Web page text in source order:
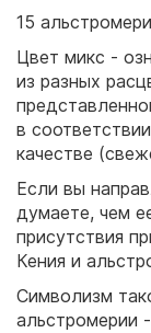
15
Цвет микс -
из разных
в
качестве
Если вы
думаете, чем
присутствия
Кения и
Символизм
альстромерии